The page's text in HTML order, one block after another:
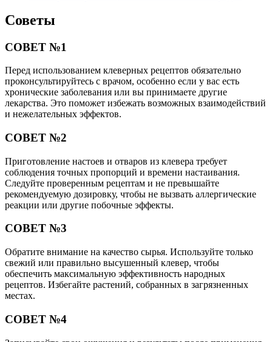
Советы
СОВЕТ №1
Перед использованием клеверных рецептов обязательно
проконсультируйтесь с врачом, особенно если у вас есть
хронические заболевания или вы принимаете другие
лекарства. Это поможет избежать возможных взаимодействий
и нежелательных эффектов.
СОВЕТ №2
Приготовление настоев и отваров из клевера требует
соблюдения точных пропорций и времени настаивания.
Следуйте проверенным рецептам и не превышайте
рекомендуемую дозировку, чтобы не вызвать аллергические
реакции или другие побочные эффекты.
СОВЕТ №3
Обратите внимание на качество сырья. Используйте только
свежий или правильно высушенный клевер, чтобы
обеспечить максимальную эффективность народных
рецептов. Избегайте растений, собранных в загрязненных
местах.
СОВЕТ №4